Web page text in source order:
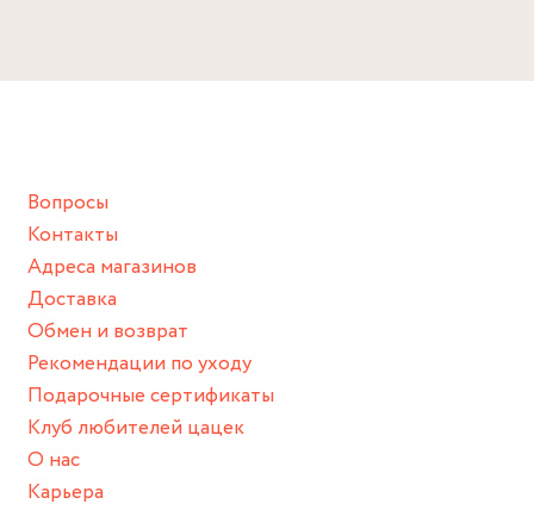
Снимайте ваше украшение перед купанием (и в море, и в
спортивный инвентарь).
Храните изделие в сухом месте.
Для надежного хранения мы доставляем все изделия в
нашей фирменной коробке или упаковке бренда.
Пожалуйста, используйте эту упаковку для хранения,
пока не носите украшение на себе.
Вопросы
Контакты
Адреса магазинов
Доставка
Обмен и возврат
Рекомендации по уходу
Подарочные сертификаты
Клуб любителей цацек
О нас
Карьера